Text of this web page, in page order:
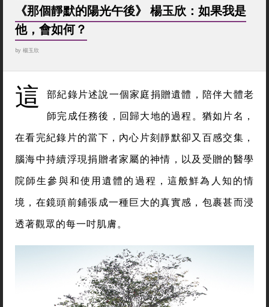
《那個靜默的陽光午後》 楊玉欣：如果我是
他，會如何？
by 楊玉欣
這
部紀錄片述說一個家庭捐贈遺體，陪伴大體老
師完成任務後，回歸大地的過程。猶如片名，
在看完紀錄片的當下，內心片刻靜默卻又百感交集，
腦海中持續浮現捐贈者家屬的神情，以及受贈的醫學
院師生參與和使用遺體的過程，這般鮮為人知的情
境，在鏡頭前鋪張成一種巨大的真實感，包裹甚而浸
透著觀眾的每一吋肌膚。